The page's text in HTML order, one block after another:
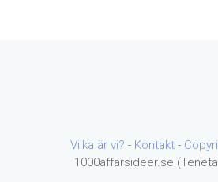
Vilka är vi? - Kontakt -
1000affarsideer.se